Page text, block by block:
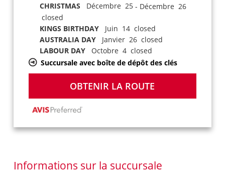
CHRISTMAS Décembre 25 - Décembre 26
closed
KINGS BIRTHDAYJuin 14 closed
AUSTRALIA DAYJanvier 26 closed
LABOUR DAYOctobre 4 closed
Succursale avec boîte de dépôt des clés
OBTENIR LA ROUTE
Informations sur la succursale